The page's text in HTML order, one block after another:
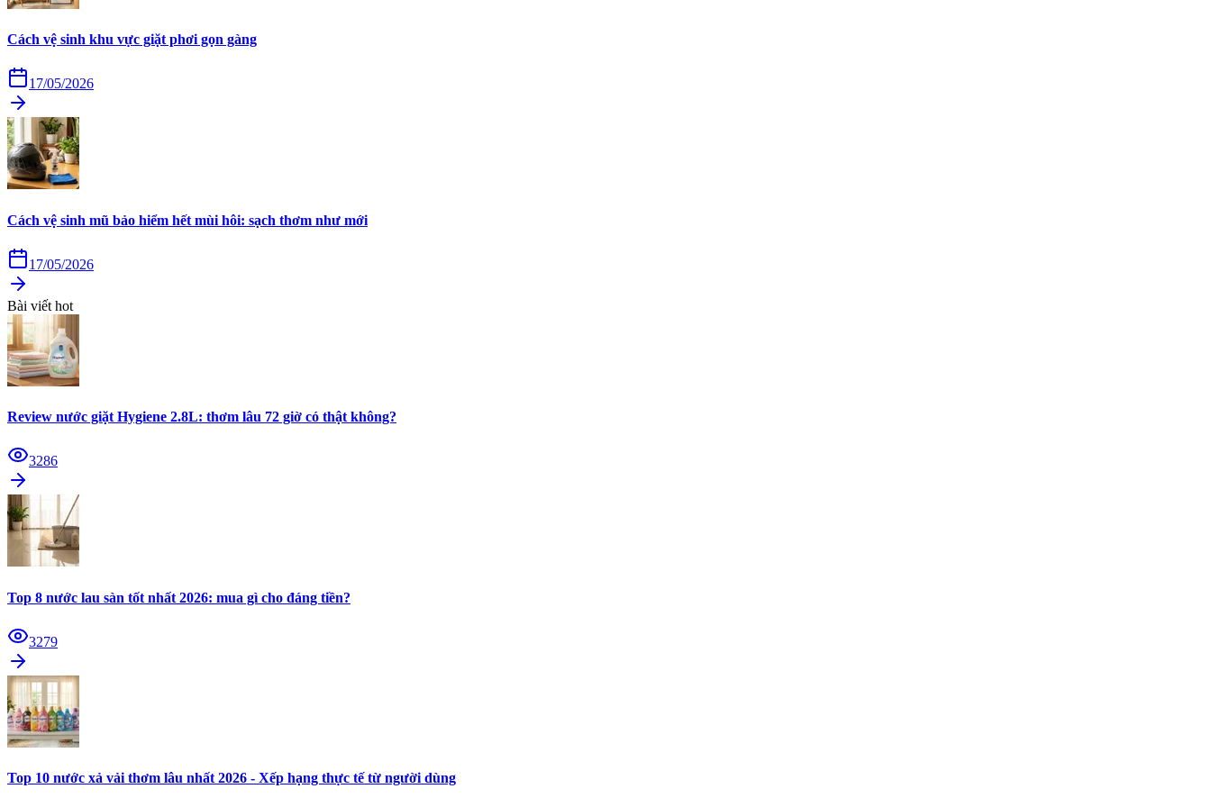
Cách vệ sinh khu vực giặt phơi gọn gàng
17/05/2026
Cách vệ sinh mũ bảo hiểm hết mùi hôi: sạch thơm như mới
17/05/2026
Bài viết hot
Review nước giặt Hygiene 2.8L: thơm lâu 72 giờ có thật không?
3286
Top 8 nước lau sàn tốt nhất 2026: mua gì cho đáng tiền?
3279
Top 10 nước xả vải thơm lâu nhất 2026 - Xếp hạng thực tế từ người dùng